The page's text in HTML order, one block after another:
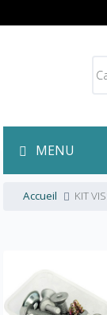
MENU
Accueil KIT